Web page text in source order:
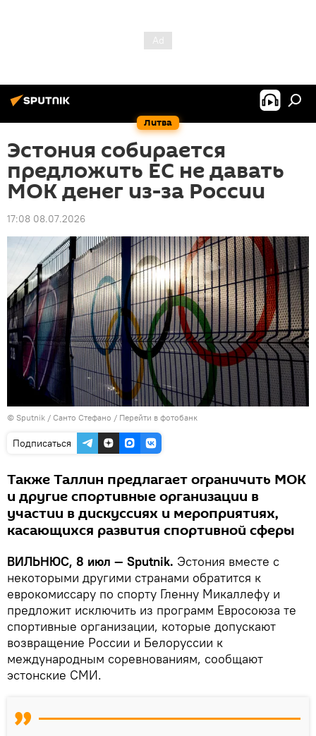
Литва
Эстония собирается
предложить ЕС не давать
МОК денег из-за России
17:08 08.07.2026
© Sputnik / Санто Стефано / Перейти в фотобанк
Подписаться
Также Таллин предлагает ограничить МОК
и другие спортивные организации в
участии в дискуссиях и мероприятиях,
касающихся развития спортивной сферы
ВИЛЬНЮС, 8 июл — Sputnik. Эстония вместе с
некоторыми другими странами обратится к
еврокомиссару по спорту Гленну Микаллефу и
предложит исключить из программ Евросоюза те
спортивные организации, которые допускают
возвращение России и Белоруссии к
международным соревнованиям, сообщают
эстонские СМИ.